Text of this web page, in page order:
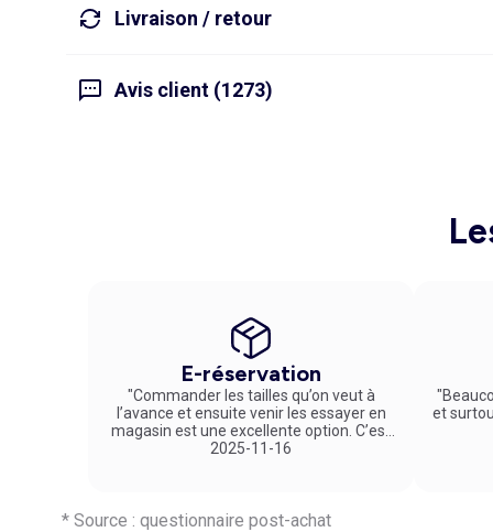
Livraison / retour
Avis client (1273)
E-réservation
"Commander les tailles qu’on veut à
l’avance et ensuite venir les essayer en
magasin est une excellente option. C’est
un service vraiment pratique et agréable
2025-11-16
et
* Source : questionnaire post-achat